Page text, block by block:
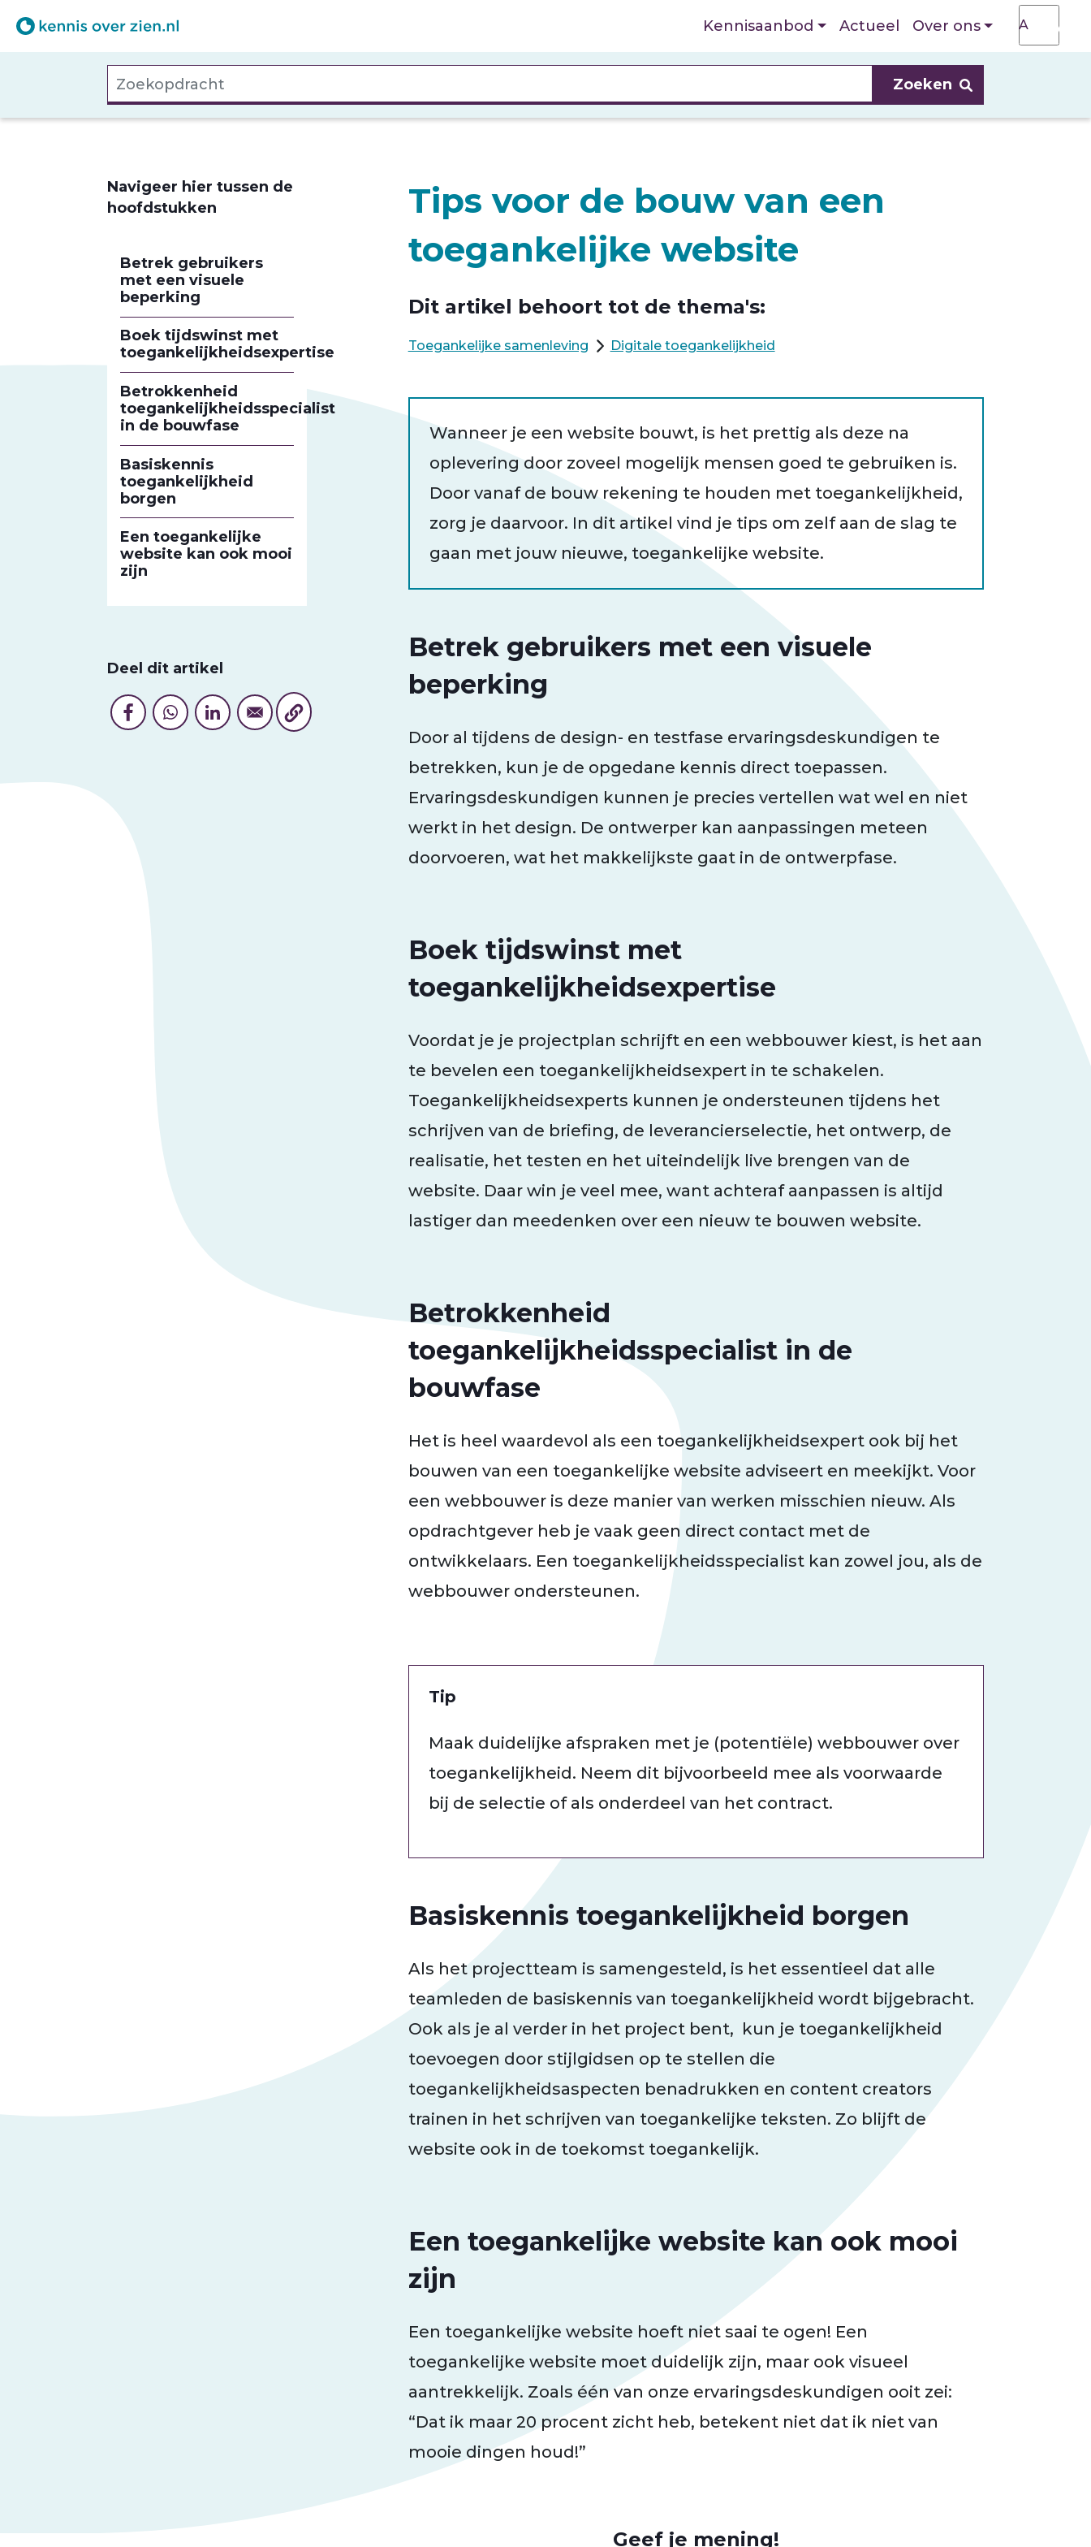
Overslaan
Kennisaanbod Actueel Over ons A A
Zoekopdracht
Tips voor de bouw van een
toegankelijke website
Dit artikel behoort tot de thema's:
Toegankelijke samenleving Digitale toegankelijkheid
Wanneer je een website bouwt, is het prettig als deze na
oplevering door zoveel mogelijk mensen goed te gebruiken is.
Door vanaf de bouw rekening te houden met toegankelijkheid,
zorg je daarvoor. In dit artikel vind je tips om zelf aan de slag te
gaan met jouw nieuwe, toegankelijke website.
Betrek gebruikers met een visuele
beperking
Door al tijdens de design- en testfase ervaringsdeskundigen te
betrekken, kun je de opgedane kennis direct toepassen.
Ervaringsdeskundigen kunnen je precies vertellen wat wel en niet
werkt in het design. De ontwerper kan aanpassingen meteen
doorvoeren, wat het makkelijkste gaat in de ontwerpfase.
Boek tijdswinst met
toegankelijkheidsexpertise
Voordat je je projectplan schrijft en een webbouwer kiest, is het aan
te bevelen een toegankelijkheidsexpert in te schakelen.
Toegankelijkheidsexperts kunnen je ondersteunen tijdens het
schrijven van de briefing, de leverancierselectie, het ontwerp, de
realisatie, het testen en het uiteindelijk live brengen van de
website. Daar win je veel mee, want achteraf aanpassen is altijd
lastiger dan meedenken over een nieuw te bouwen website.
Betrokkenheid
toegankelijkheidsspecialist in de
bouwfase
Het is heel waardevol als een toegankelijkheidsexpert ook bij het
bouwen van een toegankelijke website adviseert en meekijkt. Voor
een webbouwer is deze manier van werken misschien nieuw. Als
opdrachtgever heb je vaak geen direct contact met de
ontwikkelaars. Een toegankelijkheidsspecialist kan zowel jou, als de
webbouwer ondersteunen.
Tip
Maak duidelijke afspraken met je (potentiële) webbouwer over
toegankelijkheid. Neem dit bijvoorbeeld mee als voorwaarde
bij de selectie of als onderdeel van het contract.
Basiskennis toegankelijkheid borgen
Als het projectteam is samengesteld, is het essentieel dat alle
teamleden de basiskennis van toegankelijkheid wordt bijgebracht.
Ook als je al verder in het project bent, kun je toegankelijkheid
toevoegen door stijlgidsen op te stellen die
toegankelijkheidsaspecten benadrukken en content creators
trainen in het schrijven van toegankelijke teksten. Zo blijft de
website ook in de toekomst toegankelijk.
Een toegankelijke website kan ook mooi
zijn
Een toegankelijke website hoeft niet saai te ogen! Een
toegankelijke website moet duidelijk zijn, maar ook visueel
aantrekkelijk. Zoals één van onze ervaringsdeskundigen ooit zei:
“Dat ik maar 20 procent zicht heb, betekent niet dat ik niet van
mooie dingen houd!”
Geef je mening!
Navigeer hier tussen de
hoofdstukken
Betrek gebruikers
met een visuele
beperking
Boek tijdswinst met
toegankelijkheidsexpertise
Betrokkenheid
toegankelijkheidsspecialist
in de bouwfase
Basiskennis
toegankelijkheid
borgen
Een toegankelijke
website kan ook mooi
zijn
Deel dit artikel